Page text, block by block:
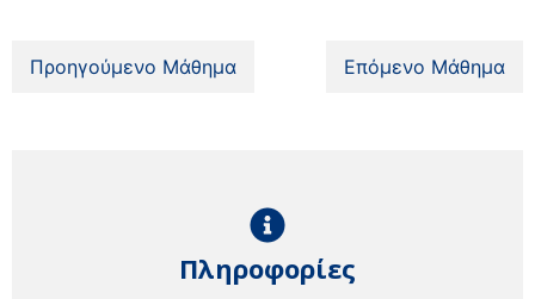
Προηγούμενο Μάθημα Επόμενο Μάθημα
Πληροφορίες